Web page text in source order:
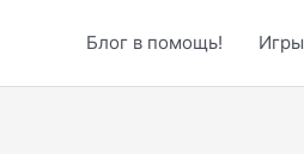
Блог в помощь! Игры